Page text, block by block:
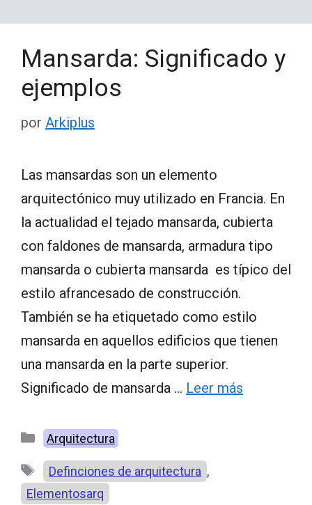
Mansarda: Significado y
ejemplos
por Arkiplus
Las mansardas son un elemento
arquitectónico muy utilizado en Francia. En
la actualidad el tejado mansarda, cubierta
con faldones de mansarda, armadura tipo
mansarda o cubierta mansarda es típico del
estilo afrancesado de construcción.
También se ha etiquetado como estilo
mansarda en aquellos edificios que tienen
una mansarda en la parte superior.
Significado de mansarda … Leer más
Categorías
Arquitectura
Etiquetas
Definciones de arquitectura ,
Elementosarq